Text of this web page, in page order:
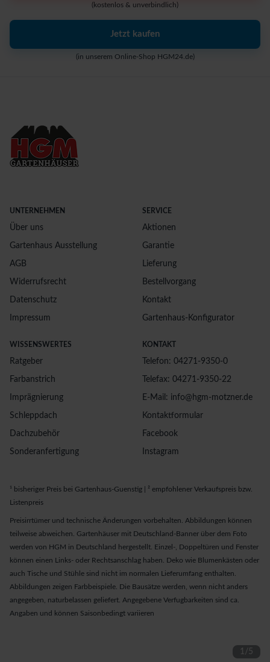
1/5
(kostenlos & unverbindlich)
Jetzt kaufen
(in unserem Online-Shop HGM24.de)
UNTERNEHMEN
Über uns
Gartenhaus Ausstellung
AGB
Widerrufsrecht
Datenschutz
Impressum
SERVICE
Aktionen
Garantie
Lieferung
Bestellvorgang
Kontakt
Gartenhaus-Konfigurator
WISSENSWERTES
Ratgeber
Farbanstrich
Imprägnierung
Schleppdach
Dachzubehör
Sonderanfertigung
KONTAKT
Telefon: 04271-9350-0
Telefax: 04271-9350-22
E-Mail: info@hgm-motzner.de
Kontaktformular
Facebook
Instagram
¹ bisheriger Preis bei Gartenhaus-Guenstig | ² empfohlener Verkaufspreis bzw.
Listenpreis
Preisirrtümer und technische Änderungen vorbehalten. Abbildungen können
teilweise abweichen. Gartenhäuser mit Deutschland-Banner über dem Foto
werden von HGM in Deutschland hergestellt. Einzel-, Doppeltüren und Fenster
können einen Links- oder Rechtsanschlag haben. Deko wie Blumenkästen oder
auch Tische und Stühle sind nicht im normalen Lieferumfang enthalten.
Abbildungen zeigen Farbbeispiele. Die Bausätze werden, wenn nicht anders
angegeben, naturbelassen geliefert. Angegebene Verfugbarkeiten sind ca.
Angaben und können Saisonbedingt variieren